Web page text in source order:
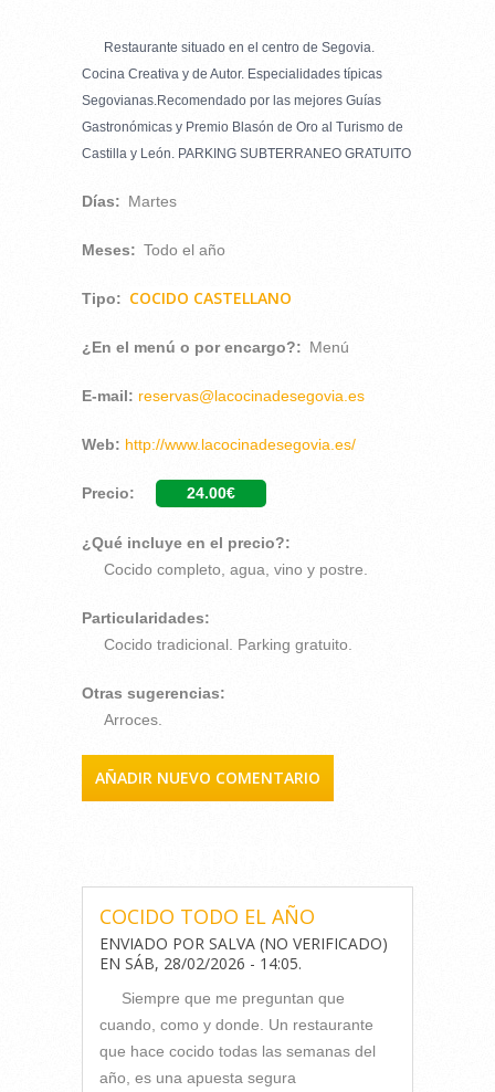
Restaurante situado en el centro de Segovia.
Cocina Creativa y de Autor. Especialidades típicas
Segovianas.Recomendado por las mejores Guías
Gastronómicas y Premio Blasón de Oro al Turismo de
Castilla y León. PARKING SUBTERRANEO GRATUITO
Días: Martes
Meses: Todo el año
Tipo: COCIDO CASTELLANO
¿En el menú o por encargo?: Menú
E-mail: reservas@lacocinadesegovia.es
Web: http://www.lacocinadesegovia.es/
Precio: 24.00€
¿Qué incluye en el precio?:
Cocido completo, agua, vino y postre.
Particularidades:
Cocido tradicional. Parking gratuito.
Otras sugerencias:
Arroces.
AÑADIR NUEVO COMENTARIO
COCIDO TODO EL AÑO
ENVIADO POR SALVA (NO VERIFICADO)
EN SÁB, 28/02/2026 - 14:05.
Siempre que me preguntan que
cuando, como y donde. Un restaurante
que hace cocido todas las semanas del
año, es una apuesta segura